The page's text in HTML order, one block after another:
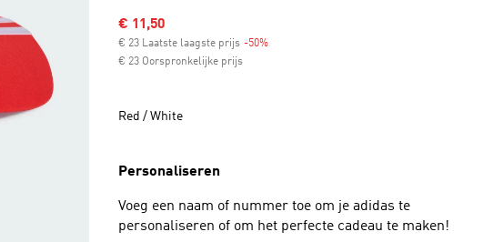
Afgeprijsde prijs
€ 11,50
€ 23 Laatste laagste prijs -50%
€ 23 Oorspronkelijke prijs
Red / White
Personaliseren
Voeg een naam of nummer toe om je adidas te
personaliseren of om het perfecte cadeau te maken!